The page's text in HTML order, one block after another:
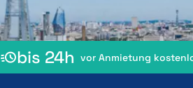
bis 24h vor Anmietung